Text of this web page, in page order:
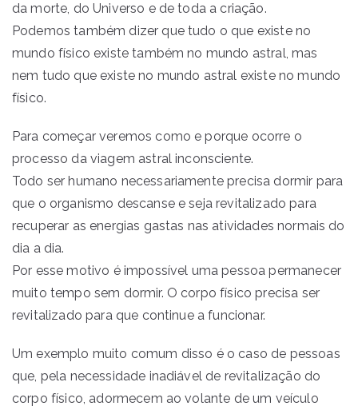
da morte, do Universo e de toda a criação.
Podemos também dizer que tudo o que existe no
mundo físico existe também no mundo astral, mas
nem tudo que existe no mundo astral existe no mundo
físico.
Para começar veremos como e porque ocorre o
processo da viagem astral inconsciente.
Todo ser humano necessariamente precisa dormir para
que o organismo descanse e seja revitalizado para
recuperar as energias gastas nas atividades normais do
dia a dia.
Por esse motivo é impossível uma pessoa permanecer
muito tempo sem dormir. O corpo físico precisa ser
revitalizado para que continue a funcionar.
Um exemplo muito comum disso é o caso de pessoas
que, pela necessidade inadiável de revitalização do
corpo físico, adormecem ao volante de um veículo